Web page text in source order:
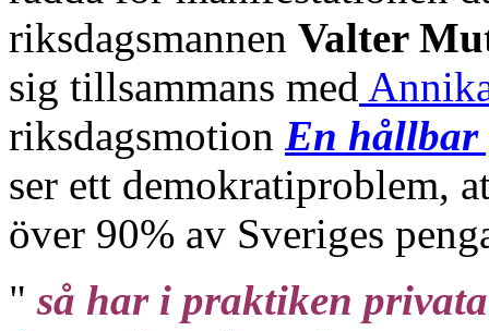
riksdagsmannen Valter
sig tillsammans med
riksdagsmotion En
ser ett demokratiproblem,
över 90% av Sveriges
"så har i praktiken